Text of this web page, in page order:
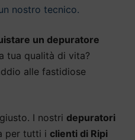
nostro tecnico.
un depuratore
tua qualità di vita?
alle fastidiose
I nostri depuratori
per tutti i clienti di Ripi